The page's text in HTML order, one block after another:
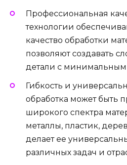
Профессиональная
технологии
качество обработки
позволяют создавать
детали с
Гибкость и
обработка может быть
широкого спектра
металлы, пластик,
делает ее
различных задач и